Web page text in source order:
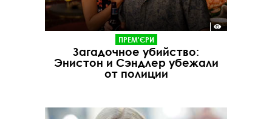
ПРЕМ'ЄРИ
Загадочное убийство:
Энистон и Сэндлер убежали
от полиции